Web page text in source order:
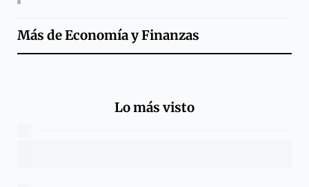
Más deEconomía y Finanzas
Lo más visto